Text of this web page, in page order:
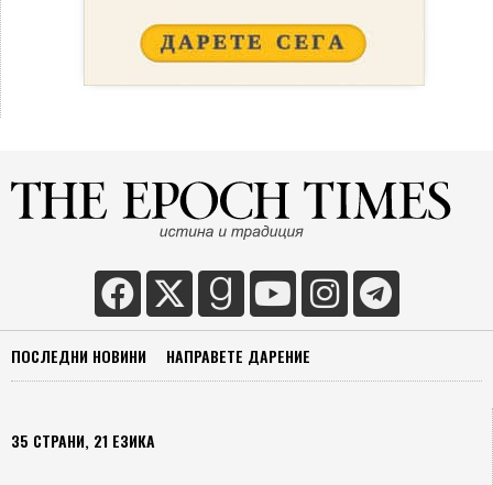
ПОСЛЕДНИ НОВИНИ НАПРАВЕТЕ ДАРЕНИЕ
35 СТРАНИ, 21 ЕЗИКА